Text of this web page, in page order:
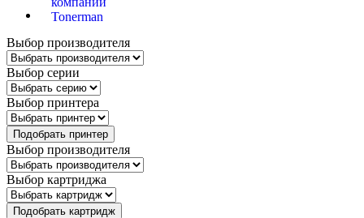
Выбор производителя
Выбор серии
Выбор принтера
Подобрать принтер
Выбор производителя
Выбор картриджа
Подобрать картридж